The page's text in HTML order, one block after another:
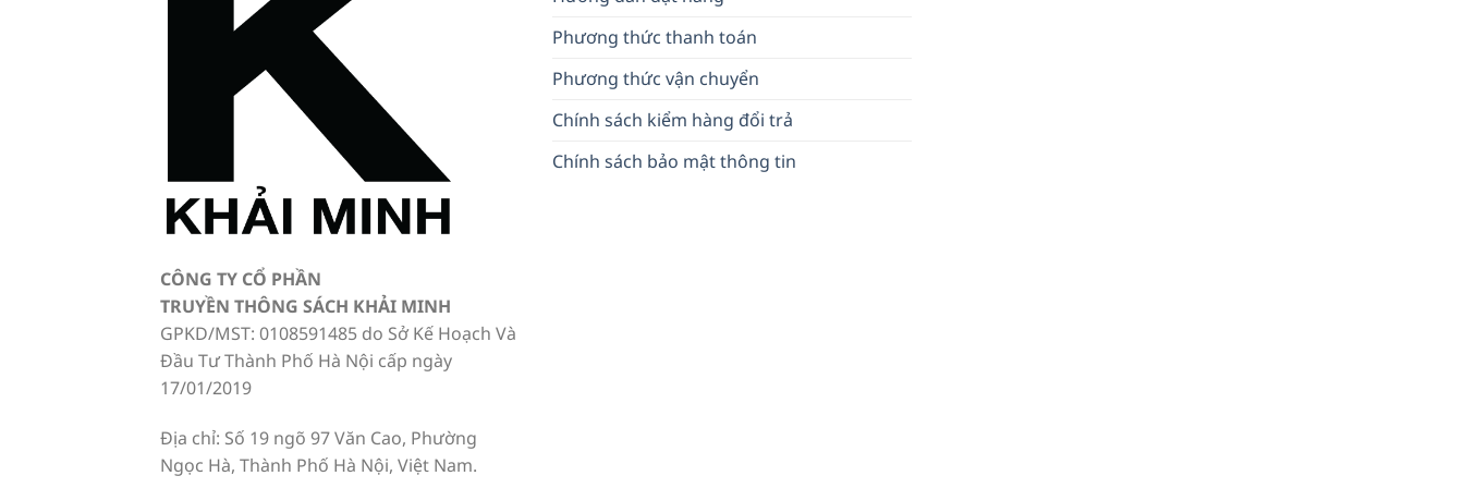
CÔNG TY CỔ PHẦN
TRUYỀN THÔNG SÁCH KHẢI MINH
GPKD/MST: 0108591485 do Sở Kế Hoạch Và
Đầu Tư Thành Phố Hà Nội cấp ngày
17/01/2019
Địa chỉ: Số 19 ngõ 97 Văn Cao, Phường
Ngọc Hà, Thành Phố Hà Nội, Việt Nam.
Phương thức thanh toán
Phương thức vận chuyển
Chính sách kiểm hàng đổi trả
Chính sách bảo mật thông tin